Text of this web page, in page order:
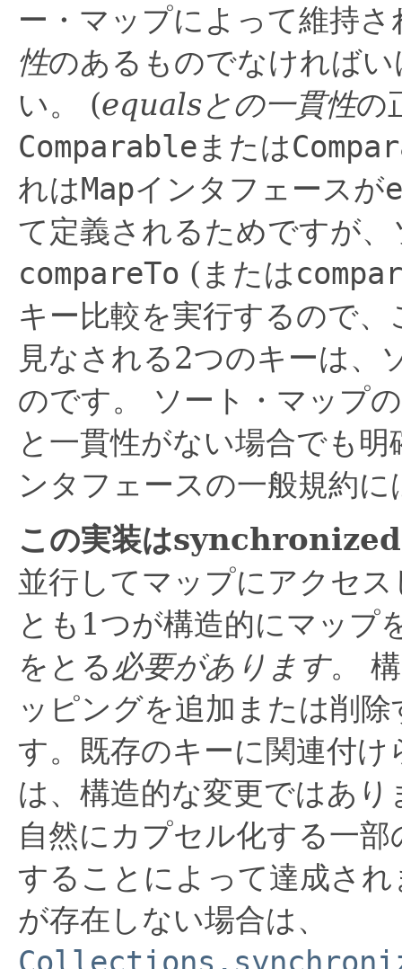
ー・マップによって維持
性のあるものでなければ
い。
(equalsとの一貫性の
Comparableまたは
れはMapインタフェースが
て定義されるためですが
compareTo (または
キー比較を実行するので
見なされる2つのキーは、
のです。
ソート・マップ
と一貫性がない場合でも
ンタフェースの一般規約
この実装はsynchronized
並行してマップにアクセ
とも1つが構造的にマップ
をとる 必要があります。
ッピングを追加または削
す。既存のキーに関連付
は、構造的な変更ではあり
自然にカプセル化する一
することによって達成され
が存在しない場合は、